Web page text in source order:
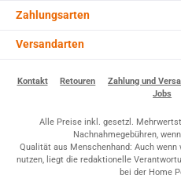
Zahlungsarten
Versandarten
Kontakt Retouren Zahlung und
Jobs
Alle Preise inkl. gesetzl.
Nachnahmegebühren,
Qualität aus Menschenhand: Auch
nutzen, liegt die redaktionelle
bei der Home